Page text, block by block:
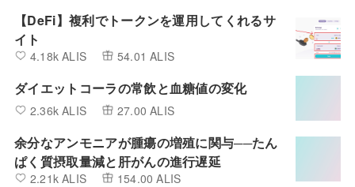
【DeFi】複利でトークンを運用してくれるサ
イト
4.18k ALIS 54.01 ALIS
ダイエットコーラの常飲と血糖値の変化
2.36k ALIS 27.00 ALIS
余分なアンモニアが腫瘍の増殖に関与──たん
ぱく質摂取量減と肝がんの進行遅延
2.21k ALIS 154.00 ALIS